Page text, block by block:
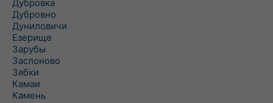
Дубровка
Дубровно
Дуниловичи
Езерище
Зарубы
Заслоново
Зябки
Камаи
Камень